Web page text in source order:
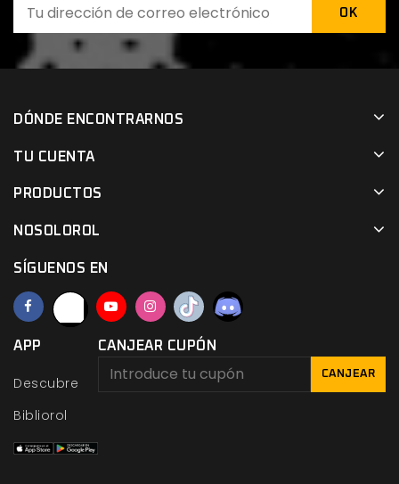
DÓNDE ENCONTRARNOS
TU CUENTA
PRODUCTOS
NOSOLOROL
SÍGUENOS EN
APP
Descubre
Bibliorol
CANJEAR CUPÓN
CANJEAR